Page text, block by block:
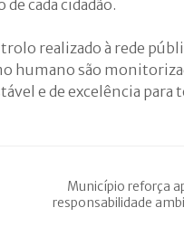
cada cidadão.
realizado à rede
humano são
e de excelência para
Município reforça
responsabilidade